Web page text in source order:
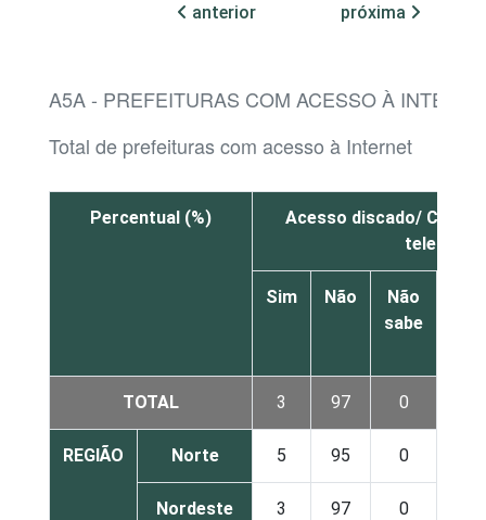
anterior
próxima
A5A - PREFEITURAS COM ACESSO À
Total de prefeituras com acesso à Internet
Percentual (%)
Acesso discado/
telefone
Sim Não
Não
sabe
TOTAL 3 97 0
REGIÃO Norte 5 95 0
Nordeste 3 97 0